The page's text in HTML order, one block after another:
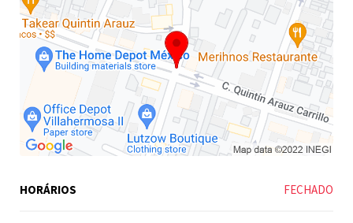
HORÁRIOS FECHADO